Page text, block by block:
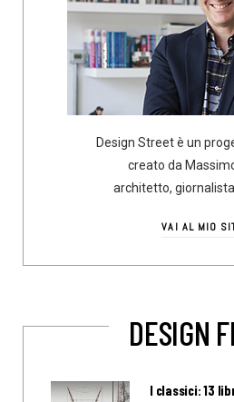
Design Street è un
creato da
architetto,
VAI AL MIO
DESIGN
I classici: 13